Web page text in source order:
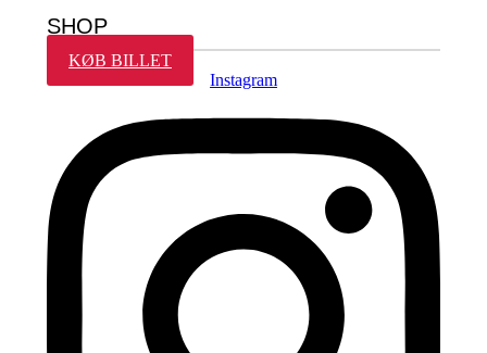
SHOP
KØB BILLET
Instagram